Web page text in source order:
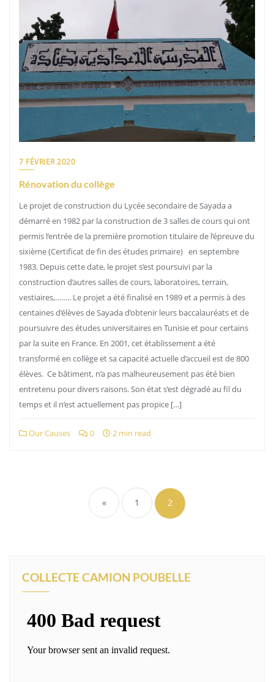
7 FÉVRIER 2020
Rénovation du collège
Le projet de construction du Lycée secondaire de Sayada a
démarré en 1982 par la construction de 3 salles de cours qui ont
permis l’entrée de la première promotion titulaire de l’épreuve du
sixième (Certificat de fin des études primaire) en septembre
1983. Depuis cette date, le projet s’est poursuivi par la
construction d’autres salles de cours, laboratoires, terrain,
vestiaires,…….. Le projet a été finalisé en 1989 et a permis à des
centaines d’élèves de Sayada d’obtenir leurs baccalauréats et de
poursuivre des études universitaires en Tunisie et pour certains
par la suite en France. En 2001, cet établissement a été
transformé en collège et sa capacité actuelle d’accueil est de 800
élèves. Ce bâtiment, n’a pas malheureusement pas été bien
entretenu pour divers raisons. Son état s’est dégradé au fil du
temps et il n’est actuellement pas propice […]
Our Causes 0 2 min read
des
publications
« 1 2
COLLECTE CAMION POUBELLE